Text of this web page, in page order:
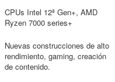
CPUs Intel 12ª Gen+, AMD
Ryzen 7000 series+
Nuevas construcciones de alto
rendimiento, gaming, creación
de contenido.